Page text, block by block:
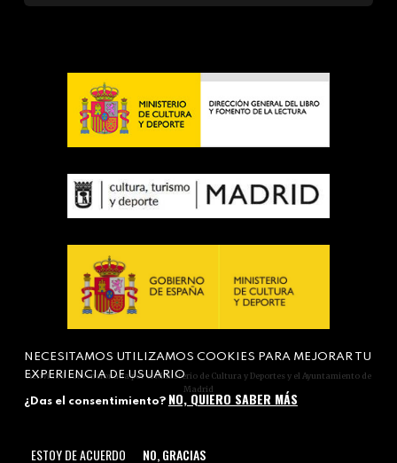
Actividad subvencionada por el Ministerio de Cultura y Deportes y el Ayuntamiento de
Madrid
NECESITAMOS UTILIZAMOS COOKIES PARA MEJORAR TU
EXPERIENCIA DE USUARIO
¿Das el consentimiento? NO, QUIERO SABER MÁS
ESTOY DE ACUERDO NO, GRACIAS